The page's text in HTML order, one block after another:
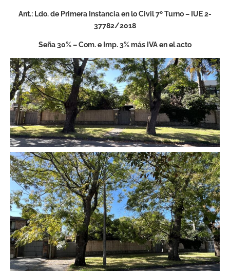
Ant.: Ldo. de Primera Instancia en lo Civil 7º Turno – IUE 2-
37782/2018
Seña 30% – Com. e Imp. 3% más IVA en el acto